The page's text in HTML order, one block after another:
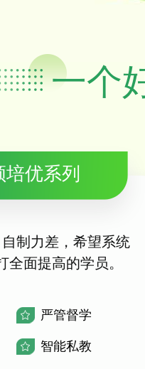
一个
培优系列
制力差，希望系统
全面提高的学员。
严管督学
智能私教